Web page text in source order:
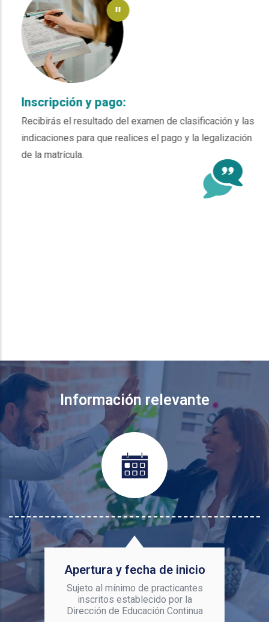
"
Inscripción y pago:
Recibirás el resultado del examen de clasificación y las
indicaciones para que realices el pago y la legalización
de la matrícula.
Información relevante
Apertura y fecha de inicio
Sujeto al mínimo de practicantes
inscritos establecido por la
Dirección de Educación Continua